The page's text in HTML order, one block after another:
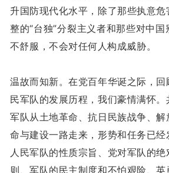
升国防现代化水平，除了那些执意
整的“台独”分裂主义者和那些对中
不舒服，不会对任何人构成威胁。
温故而知新。在党百年华诞之际，回
民军队的发展历程，我们豪情满怀
军队从土地革命、抗日民族战争、
命与建设一路走来，形势和任务已经
人民军队的性质宗旨、党对军队的
则、军队的民主制度和不怕艰险、